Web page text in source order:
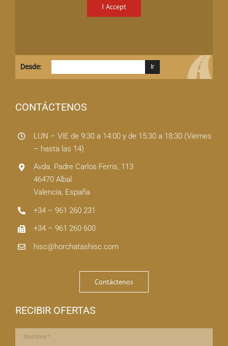
I Accept
Desde:
CONTÁCTENOS
LUN – VIE de 9:30 a 14:00 y de 15:30 a 18:30 (Viernes
– hasta las 14)
Avda. Padre Carlos Ferris, 113
46470 Albal
Valencia, España
+34 – 961 260 231
+34 – 961 260 600
hisc@horchatashisc.com
Contáctenos
RECIBIR OFERTAS